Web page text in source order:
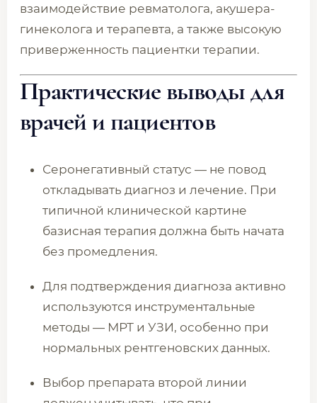
взаимодействие ревматолога, акушера-
гинеколога и терапевта, а также высокую
приверженность пациентки терапии.
Практические выводы для
врачей и пациентов
Серонегативный статус — не повод
откладывать диагноз и лечение. При
типичной клинической картине
базисная терапия должна быть начата
без промедления.
Для подтверждения диагноза активно
используются инструментальные
методы — МРТ и УЗИ, особенно при
нормальных рентгеновских данных.
Выбор препарата второй линии